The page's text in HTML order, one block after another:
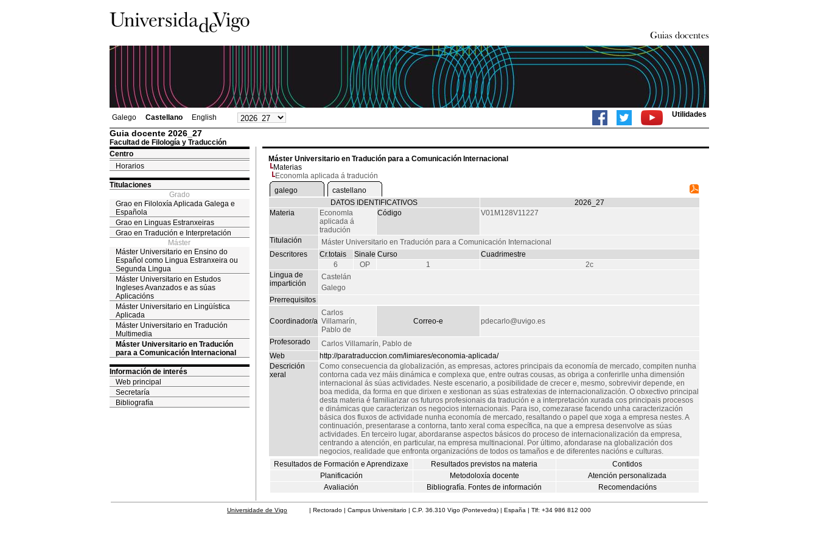
Galego Castellano English Utilidades
Guia docente 2026_27
Facultad de Filología y Traducción
Centro
Horarios
Titulaciones
Grado
Grao en Filoloxía Aplicada Galega e
Española
Grao en Linguas Estranxeiras
Grao en Tradución e Interpretación
Máster
Máster Universitario en Ensino do
Español como Lingua Estranxeira ou
Segunda Lingua
Máster Universitario en Estudos
Ingleses Avanzados e as súas
Aplicacións
Máster Universitario en Lingüística
Aplicada
Máster Universitario en Tradución
Multimedia
Máster Universitario en Tradución
para a Comunicación Internacional
Información de interés
Web principal
Secretaría
Bibliografía
Máster Universitario en Tradución para a Comunicación Internacional
Materias
EconomIa aplicada á tradución
galego
castellano
DATOS IDENTIFICATIVOS
2026_27
Materia
EconomIa
aplicada á
tradución
Código V01M128V11227
Titulación
Máster Universitario en Tradución para a Comunicación Internacional
Descritores
Cr.totais Sinale Curso
Cuadrimestre
6
OP 1
2c
Lingua de
impartición
Castelán
Galego
Prerrequisitos
Coordinador/a
Carlos
Villamarín,
Pablo de
Correo-e pdecarlo@uvigo.es
Profesorado
Carlos Villamarín, Pablo de
Web
http://paratraduccion.com/limiares/economia-aplicada/
Descrición
xeral
Como consecuencia da globalización, as empresas, actores principais da economía de mercado, compiten nunha
contorna cada vez máis dinámica e complexa que, entre outras cousas, as obriga a conferirlle unha dimensión
internacional ás súas actividades. Neste escenario, a posibilidade de crecer e, mesmo, sobrevivir depende, en
boa medida, da forma en que dirixen e xestionan as súas estratexias de internacionalización. O obxectivo principal
desta materia é familiarizar os futuros profesionais da tradución e a interpretación xurada cos principais procesos
e dinámicas que caracterizan os negocios internacionais. Para iso, comezarase facendo unha caracterización
básica dos fluxos de actividade nunha economía de mercado, resaltando o papel que xoga a empresa nestes. A
continuación, presentarase a contorna, tanto xeral coma específica, na que a empresa desenvolve as súas
actividades. En terceiro lugar, abordaranse aspectos básicos do proceso de internacionalización da empresa,
centrando a atención, en particular, na empresa multinacional. Por último, afondarase na globalización dos
negocios, realidade que enfronta organizacións de todos os tamaños e de diferentes nacións e culturas.
Resultados de Formación e Aprendizaxe
Resultados previstos na materia
Contidos
Planificación
Metodoloxía docente
Atención personalizada
Avaliación
Bibliografía. Fontes de información Recomendacións
Universidade de Vigo | Rectorado | Campus Universitario | C.P. 36.310 Vigo (Pontevedra) | España | Tlf: +34 986 812 000